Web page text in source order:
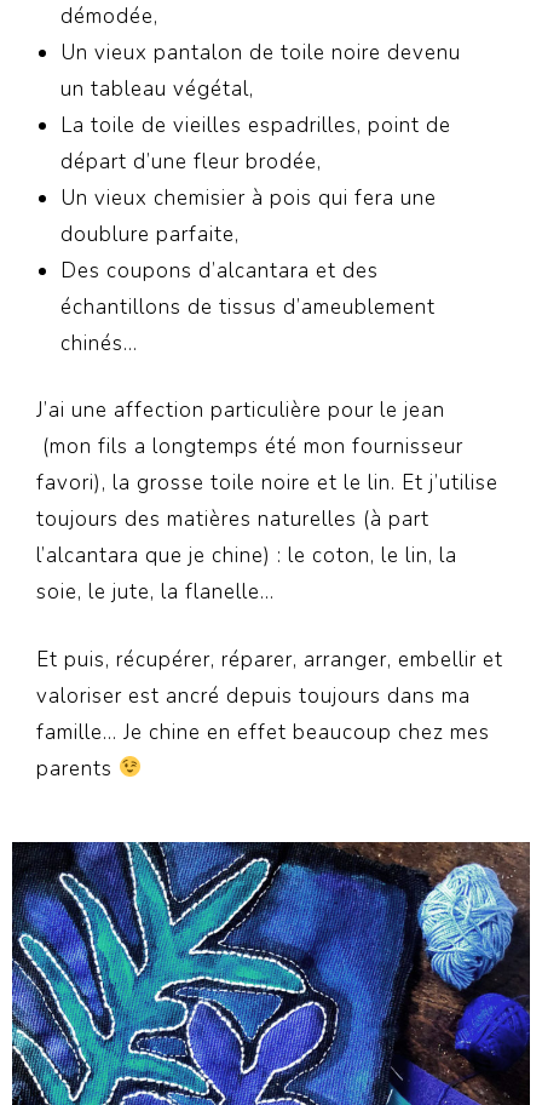
démodée,
Un vieux pantalon de toile noire devenu
un tableau végétal,
La toile de vieilles espadrilles, point de
départ d’une fleur brodée,
Un vieux chemisier à pois qui fera une
doublure parfaite,
Des coupons d’alcantara et des
échantillons de tissus d’ameublement
chinés…
J’ai une affection particulière pour le jean
(mon fils a longtemps été mon fournisseur
favori), la grosse toile noire et le lin. Et j’utilise
toujours des matières naturelles (à part
l’alcantara que je chine) : le coton, le lin, la
soie, le jute, la flanelle…
Et puis, récupérer, réparer, arranger, embellir et
valoriser est ancré depuis toujours dans ma
famille… Je chine en effet beaucoup chez mes
parents